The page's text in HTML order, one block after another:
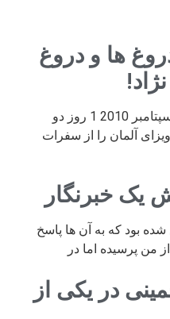
ها و دروغ
چهارشنبه 31 شهریور 89 / 22 سپتامبر 2010 1 روز دو
و ویزای آلمان را از سفرات
یک خبرنگار
بود که به آن ها پاسخ
من پرسیده اما در
در یکی از